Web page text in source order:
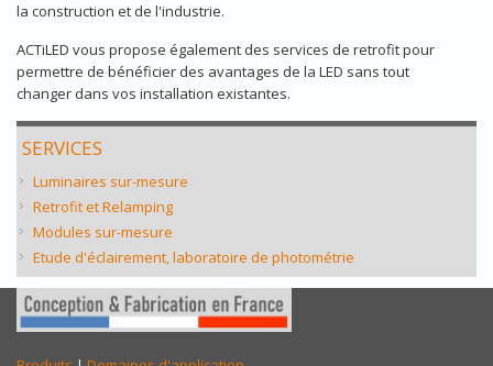
la construction et de l'industrie.
ACTiLED vous propose également des services de retrofit pour
permettre de bénéficier des avantages de la LED sans tout
changer dans vos installation existantes.
SERVICES
Luminaires sur-mesure
Retrofit et Relamping
Modules sur-mesure
Etude d'éclairement, laboratoire de photométrie